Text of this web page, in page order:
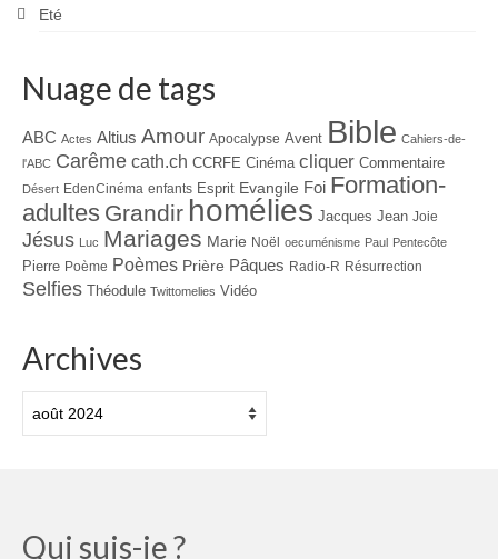
Eté
Nuage de tags
ABC Actes Altius Amour Apocalypse Avent Bible Cahiers-de-
l'ABC Carême cath.ch CCRFE Cinéma cliquer Commentaire
Désert EdenCinéma enfants Esprit Evangile Foi Formation-
adultes Grandir homélies Jacques Jean Joie
Jésus Luc Mariages Marie Noël oecuménisme Paul Pentecôte
Pierre Poème Poèmes Prière Pâques Radio-R Résurrection
Selfies Théodule Twittomelies Vidéo
Archives
Qui suis-je ?